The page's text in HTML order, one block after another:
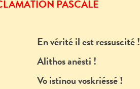
PASCALE
En vérité il est ressuscité !
Alithos anèsti !
Vo istinou voskriéssé !